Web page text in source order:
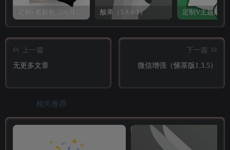
酸果（5.9.8-1） 定制V主题购买
上一篇
无更多文章
下一篇
微信增强（愫茶版1.3.5）
相关推荐